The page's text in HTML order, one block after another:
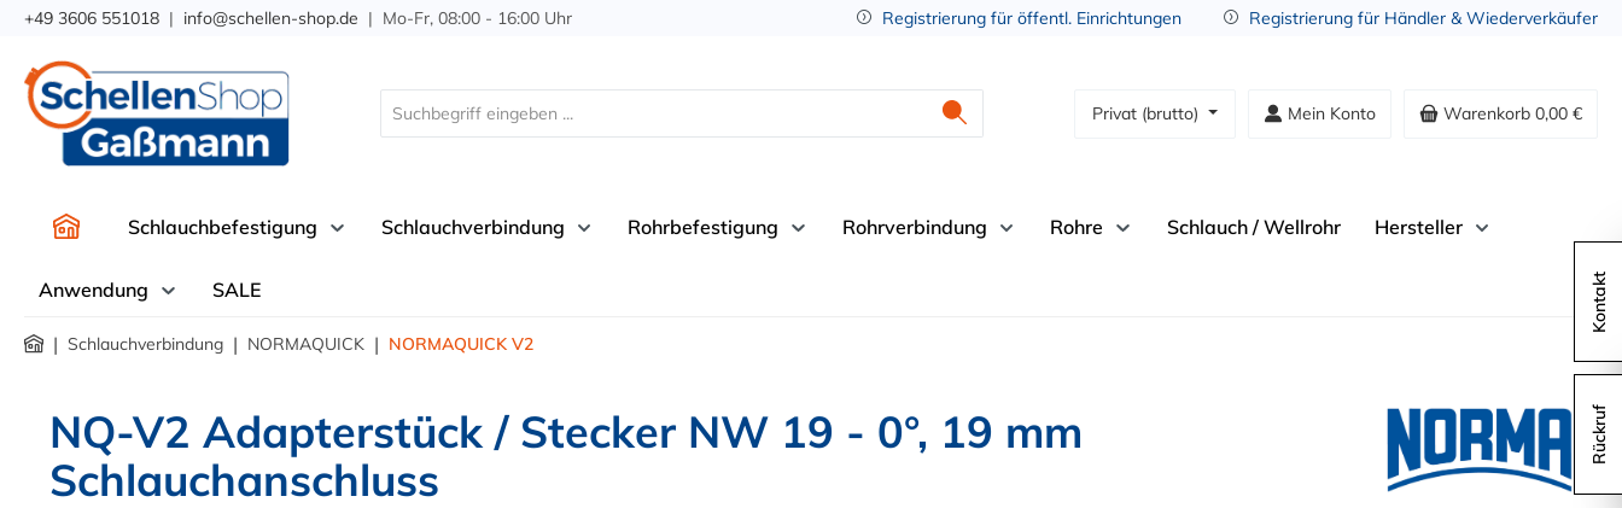
Zur Hauptnavigation springen
+49 3606 551018 | info@schellen-shop.de | Mo-Fr, 08:00 - 16:00 Uhr Registrierung für öffentl. Einrichtungen Registrierung für Händler & Wiederverkäufer
Privat (brutto) Mein Konto Warenkorb 0,00 €
Schlauchbefestigung Schlauchverbindung Rohrbefestigung Rohrverbindung Rohre Schlauch / Wellrohr Hersteller
Anwendung SALE
| Schlauchverbindung | NORMAQUICK | NORMAQUICK V2
NQ-V2 Adapterstück / Stecker NW 19 - 0°, 19 mm
Schlauchanschluss
Kontakt
Rückruf